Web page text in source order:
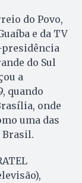
do Povo,
e da TV
presidência
do Sul
a
quando
onde
uma das
Brasil.